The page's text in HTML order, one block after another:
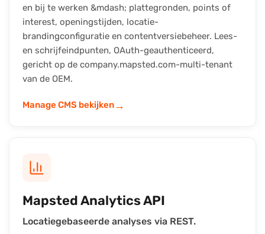
en bij te werken &mdash; plattegronden, points of
interest, openingstijden, locatie-
brandingconfiguratie en contentversiebeheer. Lees-
en schrijfeindpunten, OAuth-geauthenticeerd,
gericht op de company.mapsted.com-multi-tenant
van de OEM.
Manage CMS bekijken→
Mapsted Analytics API
Locatiegebaseerde analyses via REST.